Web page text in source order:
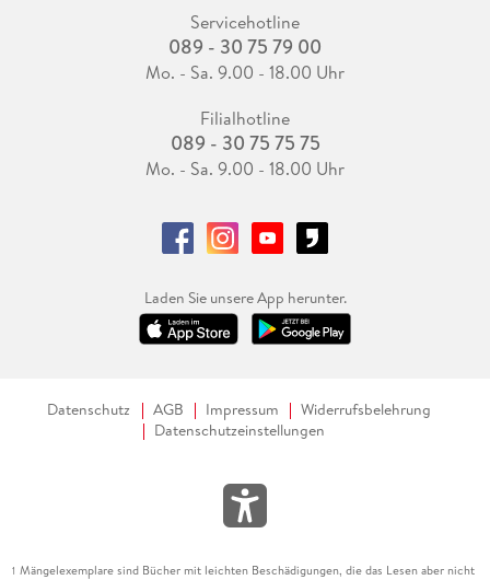
Servicehotline
089 - 30 75 79 00
Mo. - Sa. 9.00 - 18.00 Uhr
Filialhotline
089 - 30 75 75 75
Mo. - Sa. 9.00 - 18.00 Uhr
Laden Sie unsere App herunter.
Datenschutz AGB Impressum
Widerrufsbelehrung
Datenschutzeinstellungen
1 Mängelexemplare sind Bücher mit leichten Beschädigungen, die das Lesen aber nicht